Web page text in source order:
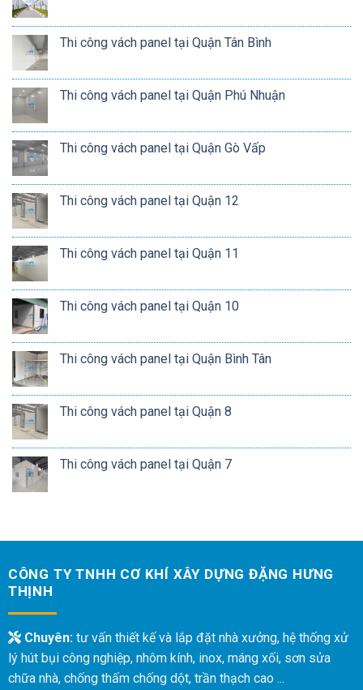
Thi công vách panel tại Quận Tân Bình
Thi công vách panel tại Quận Phú Nhuận
Thi công vách panel tại Quận Gò Vấp
Thi công vách panel tại Quận 12
Thi công vách panel tại Quận 11
Thi công vách panel tại Quận 10
Thi công vách panel tại Quận Bình Tân
Thi công vách panel tại Quận 8
Thi công vách panel tại Quận 7
CÔNG TY TNHH CƠ KHÍ XÂY DỰNG ĐẶNG HƯNG
THỊNH
Chuyên:tư vấn thiết kế và lắp đặt nhà xưởng, hệ thống xử
lý hút bụi công nghiệp, nhôm kính, inox, máng xối, sơn sửa
chữa nhà, chống thấm chống dột, trần thạch cao ...